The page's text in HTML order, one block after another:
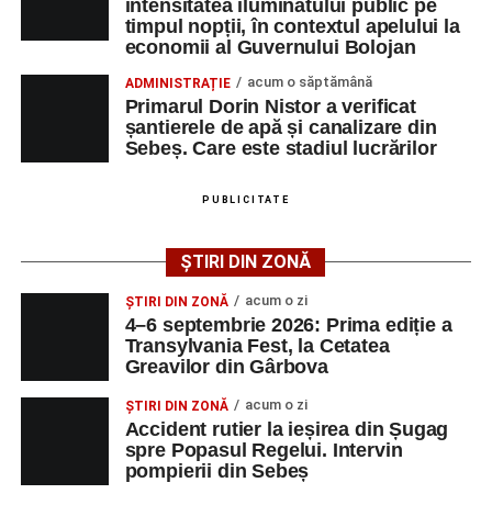
adrese de e-mail, pentru ca persoanele interesate să
poată solicita detalii despre condițiile de angajare,
Mai jos puteți consulta lista completă a locurilor de
muncă disponibile în comuna Săsciori la data de 4
august 2026, precum și datele de contact ale
LMV
TELEFON/E-
Technology Srl
OPERATOR LA
MASINI-UNELTE
CU COMANDA
NUMERICA
1 0752826367
intensitatea iluminatului public pe
timpul nopții, în contextul apelului la
economii al Guvernului Bolojan
ADMINISTRAȚIE acum o săptămână
Primarul Dorin Nistor a verificat
șantierele de apă și canalizare din
Sebeș. Care este stadiul lucrărilor
PUBLICITATE
ȘTIRI DIN ZONĂ
ȘTIRI DIN ZONĂ acum o zi
4–6 septembrie 2026: Prima ediție a
Transylvania Fest, la Cetatea
Greavilor din Gârbova
ȘTIRI DIN ZONĂ acum o zi
Accident rutier la ieșirea din Șugag
spre Popasul Regelui. Intervin
pompierii din Sebeș